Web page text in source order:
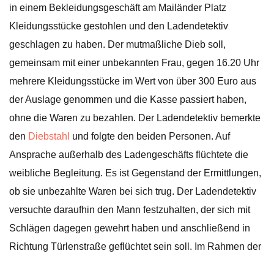
in einem Bekleidungsgeschäft am Mailänder Platz
Kleidungsstücke gestohlen und den Ladendetektiv
geschlagen zu haben. Der mutmaßliche Dieb soll,
gemeinsam mit einer unbekannten Frau, gegen 16.20 Uhr
mehrere Kleidungsstücke im Wert von über 300 Euro aus
der Auslage genommen und die Kasse passiert haben,
ohne die Waren zu bezahlen. Der Ladendetektiv bemerkte
den Diebstahl und folgte den beiden Personen. Auf
Ansprache außerhalb des Ladengeschäfts flüchtete die
weibliche Begleitung. Es ist Gegenstand der Ermittlungen,
ob sie unbezahlte Waren bei sich trug. Der Ladendetektiv
versuchte daraufhin den Mann festzuhalten, der sich mit
Schlägen dagegen gewehrt haben und anschließend in
Richtung Türlenstraße geflüchtet sein soll. Im Rahmen der